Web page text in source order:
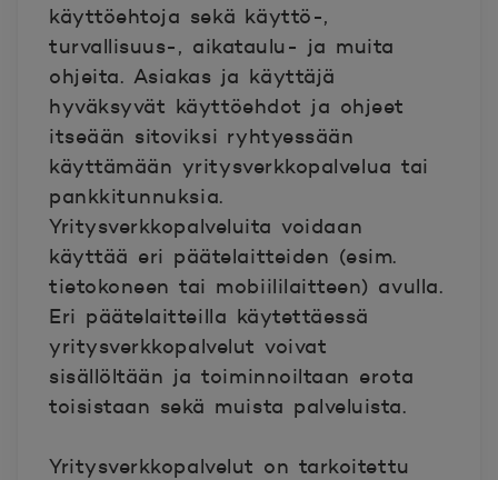
käyttöehtoja sekä käyttö-,
turvallisuus-, aikataulu- ja muita
ohjeita. Asiakas ja käyttäjä
hyväksyvät käyttöehdot ja ohjeet
itseään sitoviksi ryhtyessään
käyttämään yritysverkkopalvelua tai
pankkitunnuksia.
Yritysverkkopalveluita voidaan
käyttää eri päätelaitteiden (esim.
tietokoneen tai mobiililaitteen) avulla.
Eri päätelaitteilla käytettäessä
yritysverkkopalvelut voivat
sisällöltään ja toiminnoiltaan erota
toisistaan sekä muista palveluista.
Yritysverkkopalvelut on tarkoitettu